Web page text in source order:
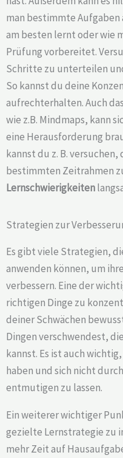
man bestimmte Aufgaben
am besten lernt oder wie
Prüfung vorbereitet.
Schritte zu unterteilen
So kannst du deine
aufrechterhalten. Auch
wie z.B. Mindmaps, kann
eine Herausforderung
kannst du z. B.
bestimmten Zeitrahmen
Lernschwierigkeiten
Strategien zur
Es gibt viele Strategien,
anwenden können, um
verbessern. Eine der
richtigen Dinge zu
deiner Schwächen
Dingen verschwendest,
kannst. Es ist auch
haben und sich nicht
entmutigen zu lassen.
Ein weiterer wichtiger
gezielte Lernstrategie zu
mehr Zeit auf